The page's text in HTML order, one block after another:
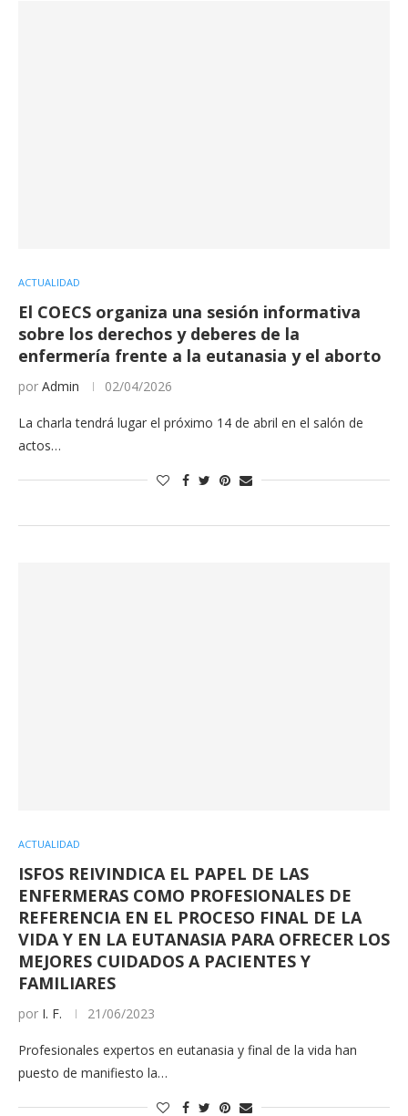
ACTUALIDAD
El COECS organiza una sesión informativa
sobre los derechos y deberes de la
enfermería frente a la eutanasia y el aborto
por Admin 02/04/2026
La charla tendrá lugar el próximo 14 de abril en el salón de
actos…
ACTUALIDAD
ISFOS REIVINDICA EL PAPEL DE LAS
ENFERMERAS COMO PROFESIONALES DE
REFERENCIA EN EL PROCESO FINAL DE LA
VIDA Y EN LA EUTANASIA PARA OFRECER LOS
MEJORES CUIDADOS A PACIENTES Y
FAMILIARES
por I. F. 21/06/2023
Profesionales expertos en eutanasia y final de la vida han
puesto de manifiesto la…